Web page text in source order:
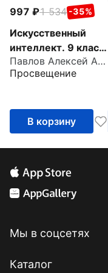
997 1 534 -35%
Искусственный
интеллект. 9 класс.
Учебное пособие +
цифровое
Павлов Алексей Александрович
Просвещение
В корзину
Мы в соцсетях
Каталог